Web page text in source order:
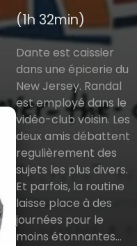
(1h 32min)
Dante est caissier
dans une épicerie du
New Jersey. Randal
est employé dans le
vidéo-club voisin. Les
deux amis débattent
regulièrement des
sujets les plus divers.
Et parfois, la routine
laisse place à des
journées pour le
moins étonnantes...